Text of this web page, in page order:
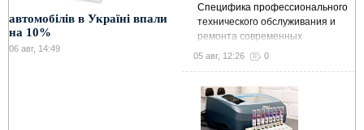
автомобілів в Україні впали
на 10%
06 авг, 14:49
Специфика профессионального
технического обслуживания и
ремонта современных
автомобилей
05 авг, 12:26 0